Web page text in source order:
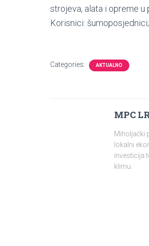
strojeva, alata i opreme u
Korisnici:
Categories: AKTUALNO
MPC
Miholjački
lokalni
investicija
klimu.